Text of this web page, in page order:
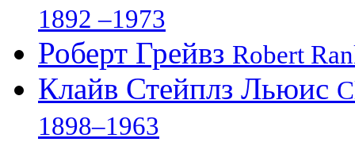
1892 –1973
Роберт Грейвз Robert
Клайв Стейплз Льюис
1898–1963